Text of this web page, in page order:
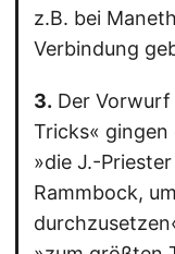
z.B. bei
Verbindung
3. Der
Tricks« gingen
»die J.-
Rammbock,